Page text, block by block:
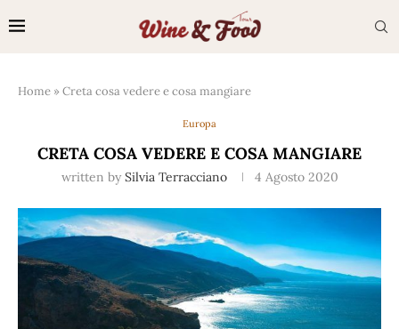
Home »Creta cosa vedere e cosa mangiare
Europa
CRETA COSA VEDERE E COSA MANGIARE
written by Silvia Terracciano 4 Agosto 2020